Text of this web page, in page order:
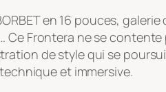
en 16 pouces,
Ce Frontera ne se
de style qui se
et immersive.